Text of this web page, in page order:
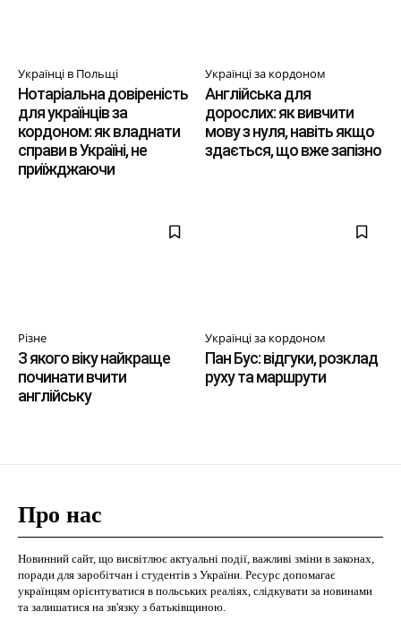
Українці в Польщі
Нотаріальна довіреність
для українців за
кордоном: як владнати
справи в Україні, не
приїжджаючи
Українці за кордоном
Англійська для
дорослих: як вивчити
мову з нуля, навіть якщо
здається, що вже запізно
Різне
З якого віку найкраще
починати вчити
англійську
Українці за кордоном
Пан Бус: відгуки, розклад
руху та маршрути
Про нас
Новинний сайт, що висвітлює актуальні події, важливі зміни в законах,
поради для заробітчан і студентів з України. Ресурс допомагає
українцям орієнтуватися в польських реаліях, слідкувати за новинами
та залишатися на зв'язку з батьківщиною.